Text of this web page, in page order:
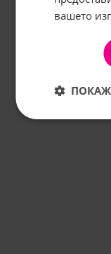
вашето